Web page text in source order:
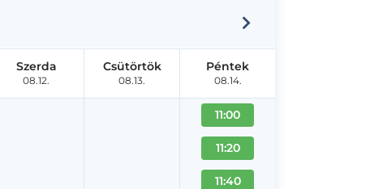
Szerda
08.12.
Csütörtök
08.13.
Péntek
08.14.
11:00
11:20
11:40